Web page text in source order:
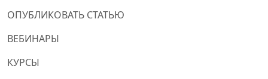
ОПУБЛИКОВАТЬ СТАТЬЮ
ВЕБИНАРЫ
КУРСЫ